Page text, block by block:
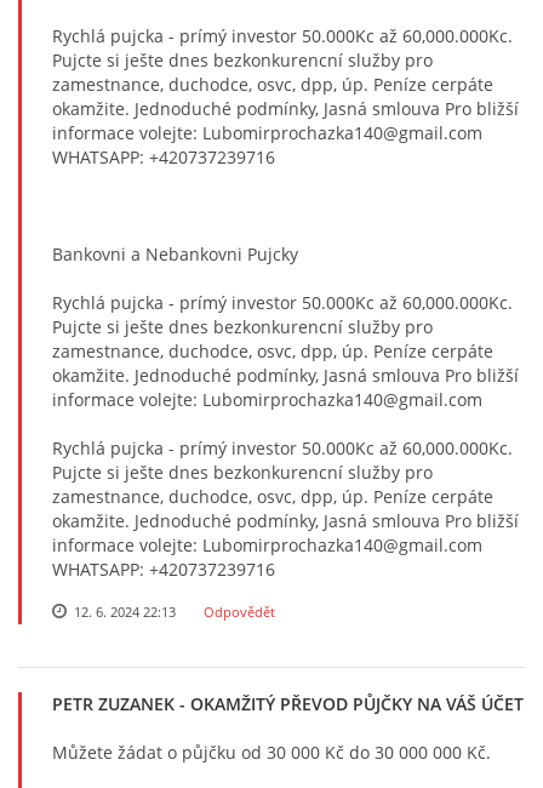
Rychlá pujcka - prímý investor 50.000Kc až 60,000.000Kc.
Pujcte si ješte dnes bezkonkurencní služby pro
zamestnance, duchodce, osvc, dpp, úp. Peníze cerpáte
okamžite. Jednoduché podmínky, Jasná smlouva Pro bližší
informace volejte: Lubomirprochazka140@gmail.com
WHATSAPP: +420737239716
Bankovni a Nebankovni Pujcky
Rychlá pujcka - prímý investor 50.000Kc až 60,000.000Kc.
Pujcte si ješte dnes bezkonkurencní služby pro
zamestnance, duchodce, osvc, dpp, úp. Peníze cerpáte
okamžite. Jednoduché podmínky, Jasná smlouva Pro bližší
informace volejte: Lubomirprochazka140@gmail.com
Rychlá pujcka - prímý investor 50.000Kc až 60,000.000Kc.
Pujcte si ješte dnes bezkonkurencní služby pro
zamestnance, duchodce, osvc, dpp, úp. Peníze cerpáte
okamžite. Jednoduché podmínky, Jasná smlouva Pro bližší
informace volejte: Lubomirprochazka140@gmail.com
WHATSAPP: +420737239716
12. 6. 2024 22:13 Odpovědět
PETR ZUZANEK - OKAMŽITÝ PŘEVOD PŮJČKY NA VÁŠ ÚČET
Můžete žádat o půjčku od 30 000 Kč do 30 000 000 Kč.